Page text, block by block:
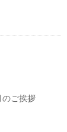
のご挨拶